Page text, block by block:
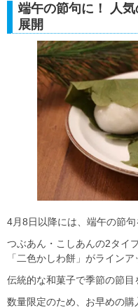
端午の節句に！ 人
展開
4月8日以降には、端午の節句
つぶあん・こしあんの2タイ
「二色かしわ餅」がラインア
伝統的な和菓子で季節の節目
数量限定のため、お早めの購